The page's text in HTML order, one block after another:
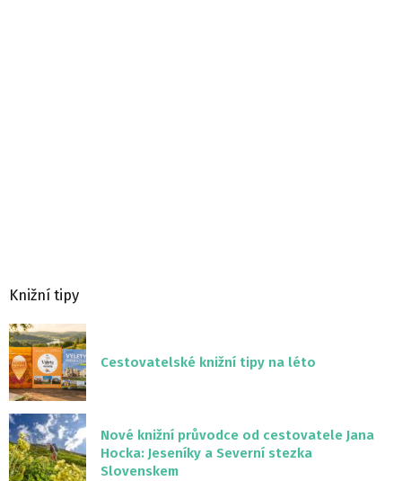
Knižní tipy
Cestovatelské knižní tipy na léto
Nové knižní průvodce od cestovatele Jana
Hocka: Jeseníky a Severní stezka
Slovenskem